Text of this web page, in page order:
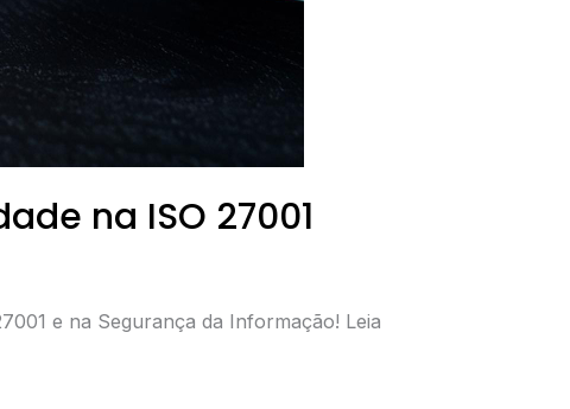
na ISO 27001
e na Segurança da Informação! Leia